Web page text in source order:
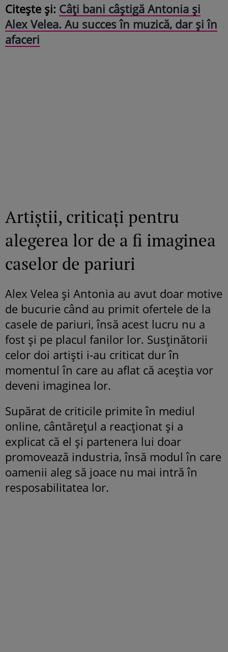
Citește și: Câți bani câștigă Antonia și
Alex Velea. Au succes în muzică, dar și în
afaceri
Artiștii, criticați pentru
alegerea lor de a fi imaginea
caselor de pariuri
Alex Velea și Antonia au avut doar motive
de bucurie când au primit ofertele de la
casele de pariuri, însă acest lucru nu a
fost și pe placul fanilor lor. Susținătorii
celor doi artiști i-au criticat dur în
momentul în care au aflat că aceștia vor
deveni imaginea lor.
Supărat de criticile primite în mediul
online, cântărețul a reacționat și a
explicat că el și partenera lui doar
promovează industria, însă modul în care
oamenii aleg să joace nu mai intră în
resposabilitatea lor.